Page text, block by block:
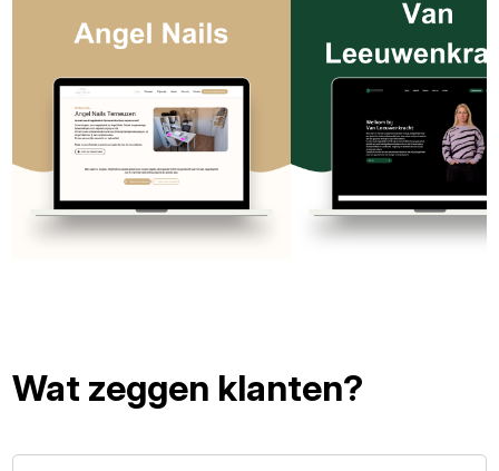
Wat zeggen klanten?